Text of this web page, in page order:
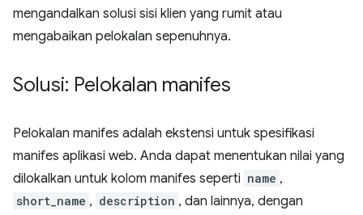
mengandalkan solusi sisi klien yang rumit atau
mengabaikan pelokalan sepenuhnya.
Solusi: Pelokalan manifes
Pelokalan manifes adalah ekstensi untuk spesifikasi
manifes aplikasi web. Anda dapat menentukan nilai yang
dilokalkan untuk kolom manifes seperti name ,
short_name , description , dan lainnya, dengan